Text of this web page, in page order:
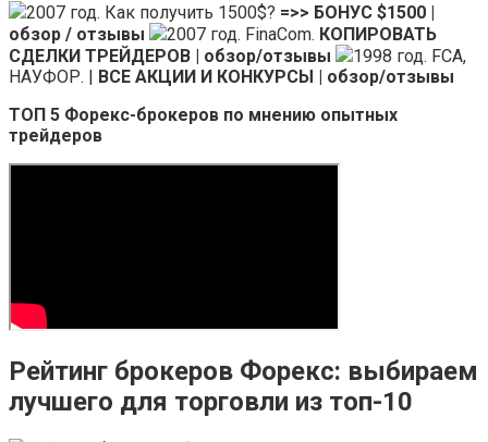
2007 год. Как получить 1500$? =>> БОНУС $1500 |
обзор / отзывы
2007 год. FinaCom. КОПИРОВАТЬ
СДЕЛКИ ТРЕЙДЕРОВ | обзор/отзывы
1998 год. FCA,
НАУФОР. | ВСЕ АКЦИИ И КОНКУРСЫ | обзор/отзывы
ТОП 5 Форекс-брокеров по мнению опытных
трейдеров
Рейтинг брокеров Форекс: выбираем
лучшего для торговли из топ-10